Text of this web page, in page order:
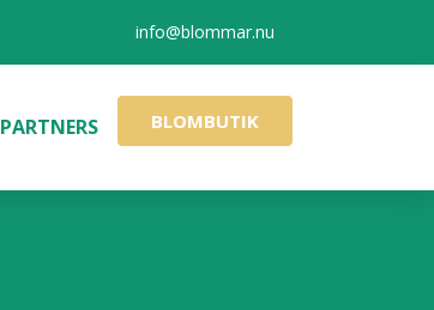
info@blommar.nu
PARTNERS BLOMBUTIK